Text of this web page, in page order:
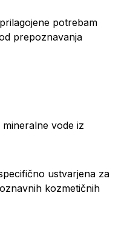
potrebam
prepoznavanja
vode iz
ustvarjena za
kozmetičnih